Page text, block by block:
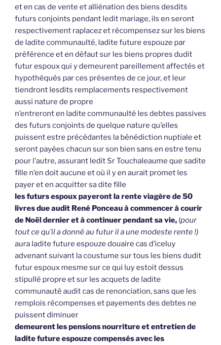
et en cas de vente et alliénation des biens desdits
futurs conjoints pendant ledit mariage, ils en seront
respectivement raplacez et récompensez sur les biens
de ladite communaulté, ladite future espouze par
préférence et en défaut sur les biens propres dudit
futur espoux qui y demeurent pareillement affectés et
hypothéqués par ces présentes de ce jour, et leur
tiendront lesdits remplacements respectivement
aussi nature de propre
n’entreront en ladite communaulté les debtes passives
des futurs conjoints de quelque nature qu’elles
puissent estre précédantes la bénédiction nuptiale et
seront payées chacun sur son bien sans en estre tenu
pour l’autre, assurant ledit Sr Touchaleaume que sadite
fille n’en doit aucune et où il y en aurait promet les
payer et en acquitter sa dite fille
les futurs espoux payeront la rente viagère de 50
livres due audit René Ponceau à commencer à courir
de Noël dernier et à continuer pendant sa vie, (pour
tout ce qu’il a donné au futur il a une modeste rente !)
aura ladite future espouze douaire cas d’iceluy
advenant suivant la coustume sur tous les biens dudit
futur espoux mesme sur ce qui luy estoit dessus
stipullé propre et sur les acquets de ladite
communauté audit cas de renonciation, sans que les
remplois récompenses et payements des debtes ne
puissent diminuer
demeurent les pensions nourriture et entretien de
ladite future espouze compensés avec les